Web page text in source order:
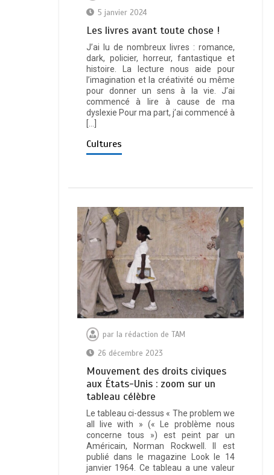
5 janvier 2024
Les livres avant toute chose !
J’ai lu de nombreux livres : romance,
dark, policier, horreur, fantastique et
histoire. La lecture nous aide pour
l’imagination et la créativité ou même
pour donner un sens à la vie. J’ai
commencé à lire à cause de ma
dyslexie Pour ma part, j’ai commencé à
Cultures
par la rédaction de TAM
26 décembre 2023
Mouvement des droits civiques
aux États-Unis : zoom sur un
tableau célèbre
Le tableau ci-dessus « The problem we
all live with » (« Le problème nous
concerne tous ») est peint par un
Américain, Norman Rockwell. Il est
publié dans le magazine Look le 14
janvier 1964. Ce tableau a une valeur